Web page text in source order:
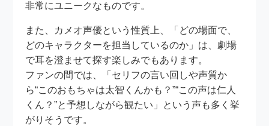
非常にユニークなものです。
また、カメオ声優という性質上、「どの場面で、
どのキャラクターを担当しているのか」は、劇場
で耳を澄ませて探す楽しみでもあります。
ファンの間では、「セリフの言い回しや声質か
ら“このおもちゃは太智くんかも？”“この声は仁人
くん？”と予想しながら観たい」という声も多く挙
がりそうです。